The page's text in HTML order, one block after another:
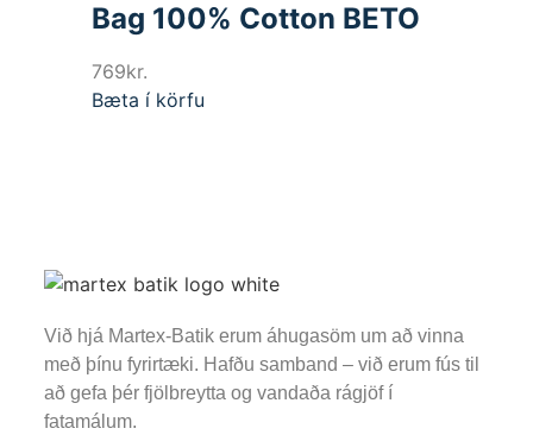
Bag 100% Cotton BETO
769kr.
Bæta í körfu
Við hjá Martex-Batik erum áhugasöm um að vinna
með þínu fyrirtæki. Hafðu samband – við erum fús til
að gefa þér fjölbreytta og vandaða rágjöf í
fatamálum.